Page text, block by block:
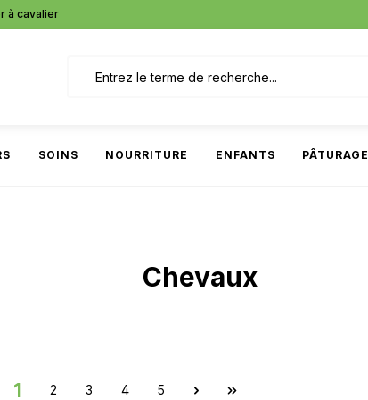
à cavalier
SOINS NOURRITURE ENFANTS PÂTURAGE
Chevaux
1 2 3 4 5